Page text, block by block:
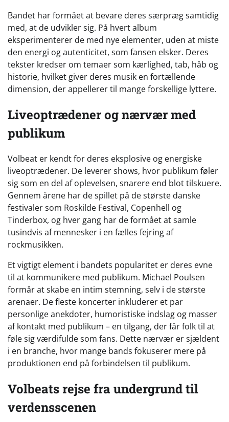
Bandet har formået at bevare deres særpræg samtidig
med, at de udvikler sig. På hvert album
eksperimenterer de med nye elementer, uden at miste
den energi og autenticitet, som fansen elsker. Deres
tekster kredser om temaer som kærlighed, tab, håb og
historie, hvilket giver deres musik en fortællende
dimension, der appellerer til mange forskellige lyttere.
Liveoptrædener og nærvær med
publikum
Volbeat er kendt for deres eksplosive og energiske
liveoptrædener. De leverer shows, hvor publikum føler
sig som en del af oplevelsen, snarere end blot tilskuere.
Gennem årene har de spillet på de største danske
festivaler som Roskilde Festival, Copenhell og
Tinderbox, og hver gang har de formået at samle
tusindvis af mennesker i en fælles fejring af
rockmusikken.
Et vigtigt element i bandets popularitet er deres evne
til at kommunikere med publikum. Michael Poulsen
formår at skabe en intim stemning, selv i de største
arenaer. De fleste koncerter inkluderer et par
personlige anekdoter, humoristiske indslag og masser
af kontakt med publikum – en tilgang, der får folk til at
føle sig værdifulde som fans. Dette nærvær er sjældent
i en branche, hvor mange bands fokuserer mere på
produktionen end på forbindelsen til publikum.
Volbeats rejse fra undergrund til
verdensscenen